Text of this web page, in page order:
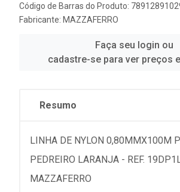
Código de Barras do Produto:
Fabricante: MAZZAFERRO
Faça seu login ou
cadastre-se para ver preços
Resumo
LINHA DE NYLON 0,80MMX100M
PEDREIRO LARANJA - REF.
MAZZAFERRO